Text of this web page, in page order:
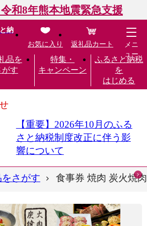
令和8年熊本地震緊急支援
納
品を
がす
特集・
キャンペーン
ふるさと納税
を
はじめる
お気に入り 返礼品カート
メニ
ュー
【重要】2026年10月のふる
さと納税制度改正に伴う影
響について
さがす 食事券 焼肉 炭火焼